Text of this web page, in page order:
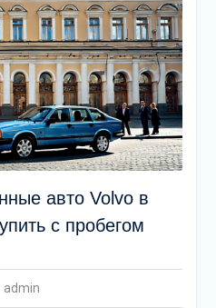
авто Volvo в
с пробегом
admin